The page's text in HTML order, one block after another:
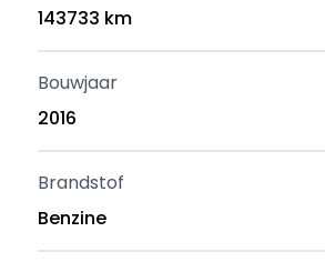
143733 km
Bouwjaar
2016
Brandstof
Benzine